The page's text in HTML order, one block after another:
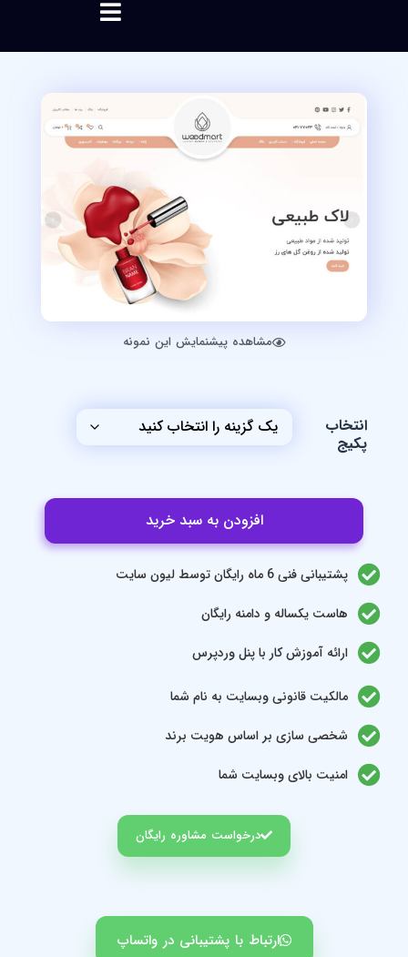
افزودن به سبد خرید
پشتیبانی فنی 6 ماه رایگان توسط لیون سایت
هاست یکساله و دامنه رایگان
ارائه آموزش کار با پنل وردپرس
مالکیت قانونی وبسایت به نام شما
شخصی سازی بر اساس هویت برند
امنیت بالای وبسایت شما
درخواست مشاوره رایگان
ارتباط با پشتیبانی در واتساپ
مشاهده پیشنمایش این نمونه